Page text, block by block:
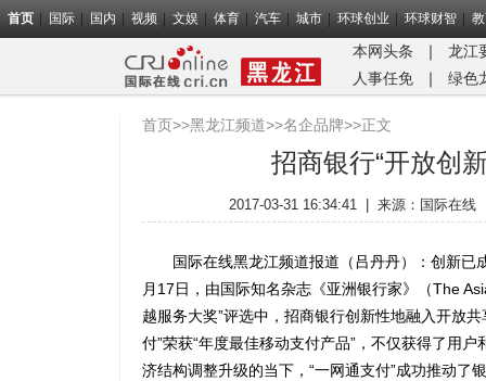
首页 国际 国内 视频 文娱 体育 汽车 城市 环球创业 环球财智
本网头条 ｜
龙江
人事任免
｜ 绿色
首页>>黑龙江频道>>名企品牌>>正文
招商银行“开放创
2017-03-31 16:34:41 来源：国际在线
国际在线黑龙江频道报道（吕丹丹）：创新已
月17日，由国际知名杂志《亚洲银行家》（The
越服务大奖”评选中，招商银行创新性地融入开放
付”荣获“年度最佳移动支付产品”，不仅获得了用
济结构调整升级的当下，“一网通支付”成功推动了